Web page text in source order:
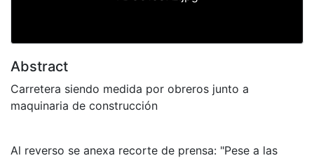
Abstract
Carretera siendo medida por obreros junto a
maquinaria de construcción
Al reverso se anexa recorte de prensa: "Pese a las